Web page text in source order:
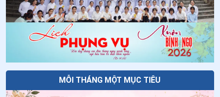
MỖI THÁNG MỘT MỤC TIÊU